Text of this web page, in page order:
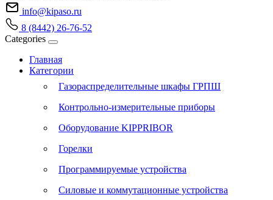
info@kipaso.ru
8 (8442) 26-76-52
Categories
Главная
Категории
Газораспределительные шкафы ГРПШ
Контрольно-измерительные приборы
Оборудование KIPPRIBOR
Горелки
Программируемые устройства
Силовые и коммутационные устройства